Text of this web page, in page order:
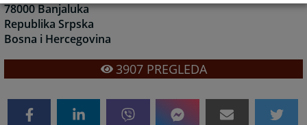
78000 Banjaluka
Republika Srpska
Bosna i Hercegovina
3907PREGLEDA